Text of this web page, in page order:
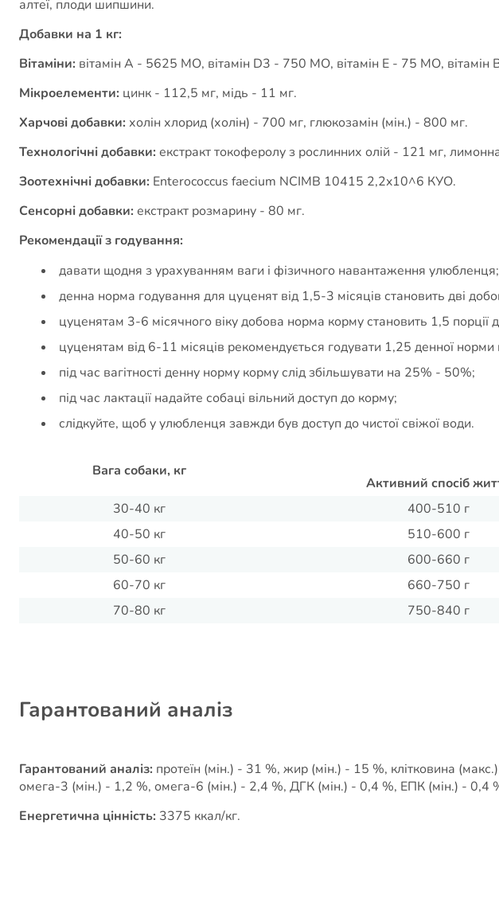
алтеї, плоди шипшини.
Добавки на 1 кг:
Вітаміни: вітамін A - 5625 МО, вітамін D3 - 750 МО, вітамін E - 75 МО, вітамін
Мікроелементи: цинк - 112,5 мг, мідь - 11 мг.
Харчові добавки: холін хлорид (холін) - 700 мг, глюкозамін (мін.) - 800 мг.
Технологічні добавки: екстракт токоферолу з рослинних олій - 121 мг,
Зоотехнічні добавки: Enterococcus faecium NCIMB 10415 2,2x10^6 КУО.
Сенсорні добавки: екстракт розмарину - 80 мг.
Рекомендації з годування:
давати щодня з урахуванням ваги і фізичного навантаження улюбленця;
денна норма годування для цуценят від 1,5-3 місяців становить дві
цуценятам 3-6 місячного віку добова норма корму становить 1,5 порції
цуценятам від 6-11 місяців рекомендується годувати 1,25 денної норми
під час вагітності денну норму корму слід збільшувати на 25% - 50%;
під час лактації надайте собаці вільний доступ до корму;
слідкуйте, щоб у улюбленця завжди був доступ до чистої свіжої води.
Вага собаки, кг
Активний спосіб
30-40 кг
400-510 г
40-50 кг
510-600 г
50-60 кг
600-660 г
60-70 кг
660-750 г
70-80 кг
750-840 г
Гарантований аналіз
Гарантований аналіз: протеїн (мін.) - 31 %, жир (мін.) - 15 %, клітковина
омега-3 (мін.) - 1,2 %, омега-6 (мін.) - 2,4 %, ДГК (мін.) - 0,4 %, ЕПК (мін.) - 0,4
Енергетична цінність: 3375 ккал/кг.